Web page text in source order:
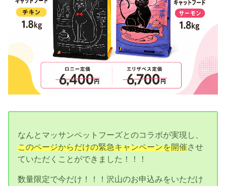
なんとマッサンペットフーズとのコラボが実現し、
このページからだけの緊急キャンペーンを開催させ
ていただくことができました！！！
数量限定で今だけ！！！沢山のお申込みをいただけ